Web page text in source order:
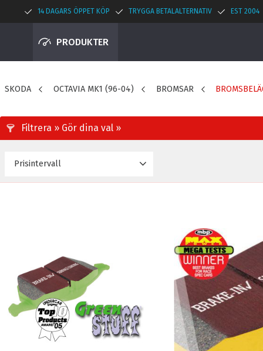
14 DAGARS ÖPPET KÖP TRYGGA BETALALTERNATIV EST 2004
PRODUKTER
SKODA OCTAVIA MK1 (96-04) BROMSAR
Prisintervall